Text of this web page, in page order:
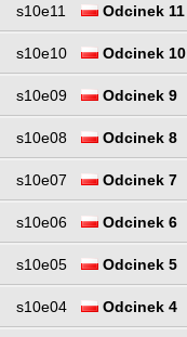
s10e11 Odcinek 11
s10e10 Odcinek 10
s10e09 Odcinek 9
s10e08 Odcinek 8
s10e07 Odcinek 7
s10e06 Odcinek 6
s10e05 Odcinek 5
s10e04 Odcinek 4